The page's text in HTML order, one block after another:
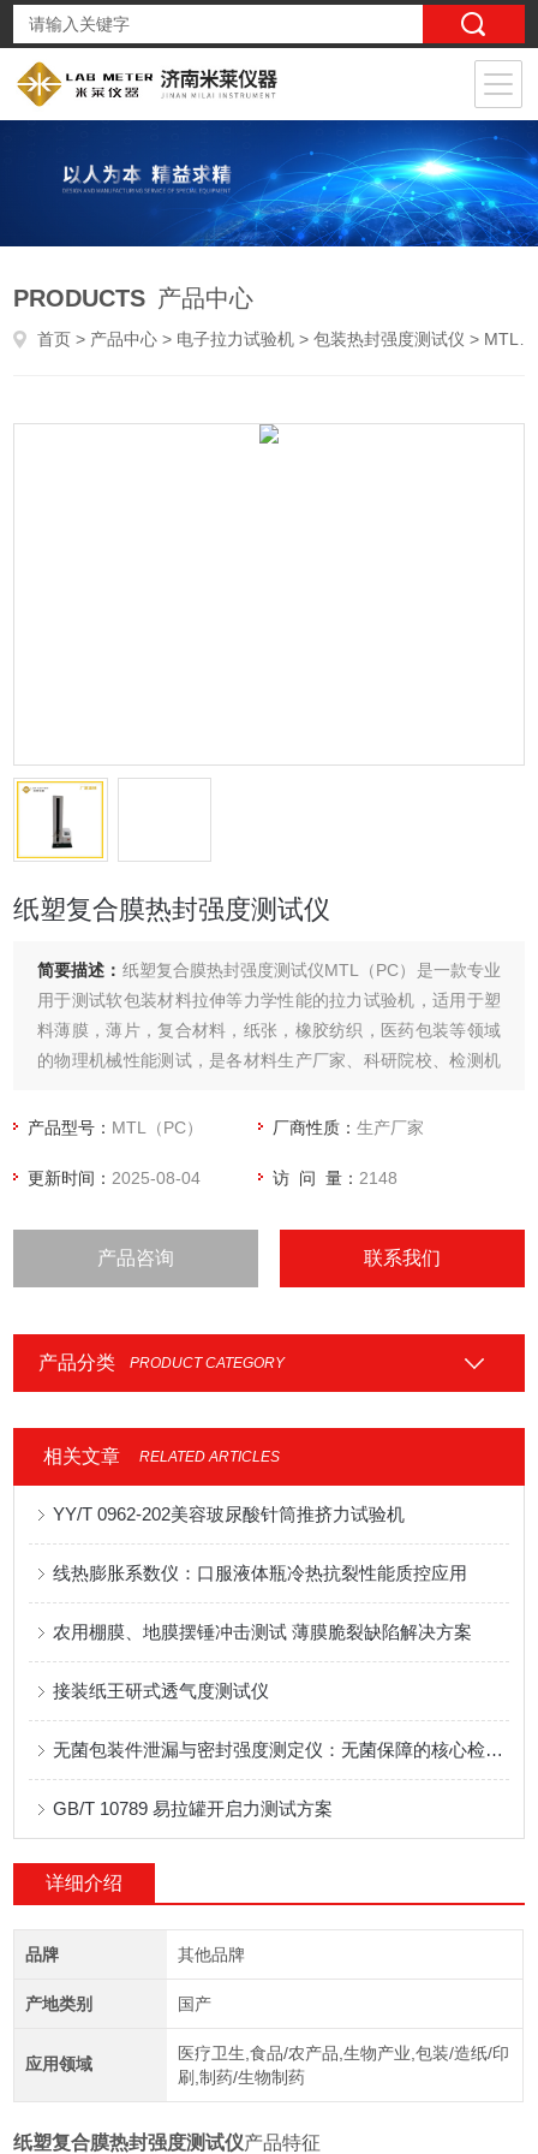
PRODUCTS 产品中心
首页 > 产品中心 > 电子拉力试验机 >包装热封强度测试仪 > MTL（PC）纸塑复合膜热封强度测试仪
纸塑复合膜热封强度测试仪
简要描述： 纸塑复合膜热封强度测试仪MTL（PC）是一款专业
用于测试软包装材料拉伸等力学性能的拉力试验机，适用于塑
料薄膜，薄片，复合材料，纸张，橡胶纺织，医药包装等领域
的物理机械性能测试，是各材料生产厂家、科研院校、检测机
产品型号： MTL（PC） 厂商性质：生产厂家
更新时间： 2025-08-04 访 问 量： 2148
产品咨询 联系我们
产品分类 PRODUCT CATEGORY
相关文章 RELATED ARTICLES
YY/T 0962-202美容玻尿酸针筒推挤力试验机
线热膨胀系数仪：口服液体瓶冷热抗裂性能质控应用
农用棚膜、地膜摆锤冲击测试 薄膜脆裂缺陷解决方案
接装纸王研式透气度测试仪
无菌包装件泄漏与密封强度测定仪：无菌保障的核心检测设备
GB/T 10789 易拉罐开启力测试方案
详细介绍
品牌 其他品牌
产地类别 国产
应用领域
医疗卫生,食品/农产品,生物产业,包装/造纸/印
刷,制药/生物制药
纸塑复合膜热封强度测试仪产品特征